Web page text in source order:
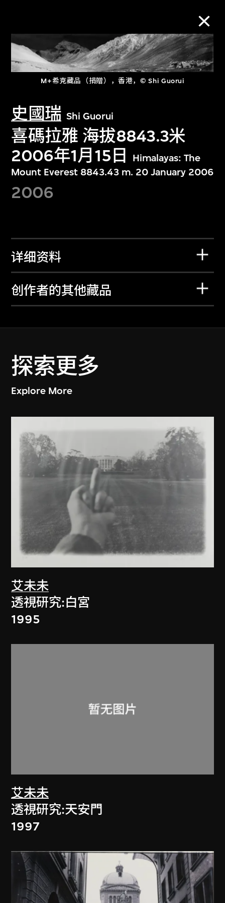
M+希克藏品（捐贈），香港，© Shi Guorui
史國瑞 Shi Guorui
喜碼拉雅 海拔8843.3米
2006年1月15日
Himalayas: The
Mount Everest 8843.43 m. 20 January 2006
2006
详细资料
创作者的其他藏品
探索更多
Explore More
艾未未
透視研究:白宮
1995
艾未未
透視研究:天安門
1997
M+藏品
关于M+藏品
探索世界顶级的二十及二十一世纪视觉